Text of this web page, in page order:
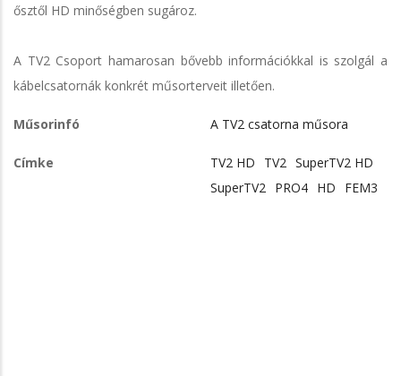
ősztől HD minőségben sugároz.
A TV2 Csoport hamarosan bővebb információkkal is szolgál a
kábelcsatornák konkrét műsorterveit illetően.
Műsorinfó A TV2 csatorna műsora
Címke TV2 HD TV2 SuperTV2 HD
SuperTV2 PRO4 HD FEM3